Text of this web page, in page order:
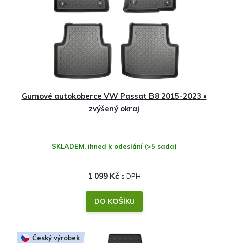
Gumové autokoberce VW Passat B8 2015-2023 •
zvýšený okraj
SKLADEM, ihned k odeslání (>5 sada)
1 099 Kč
DO KOŠÍKU
Český výrobek